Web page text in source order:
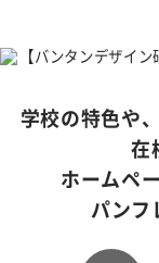
学校の特色や
在
ホームペ
パンフ